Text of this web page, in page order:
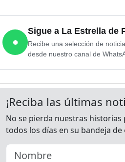
●
Sigue a La Estrella de
Recibe una selección de
desde nuestro canal de